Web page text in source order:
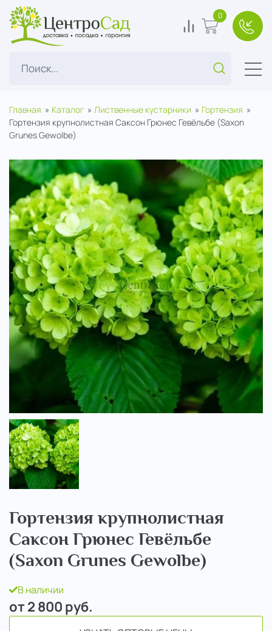
ЦентроСад
Поиск...
0 В корзину
0
Главная Каталог Лиственные кустарники
Гортензия
Гортензия крупнолистная Саксон Грюнес Гевёльбе (Saxon
Grunes Gewolbe)
Гортензия крупнолистная
Саксон Грюнес Гевёльбе
(Saxon Grunes Gewolbe)
В наличии
от 2 800 руб.